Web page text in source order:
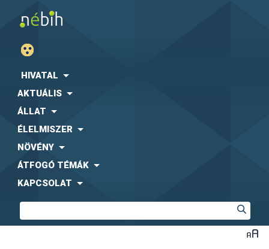
HIVATAL
AKTUÁLIS
ÁLLAT
ÉLELMISZER
NÖVÉNY
ÁTFOGÓ TÉMÁK
KAPCSOLAT